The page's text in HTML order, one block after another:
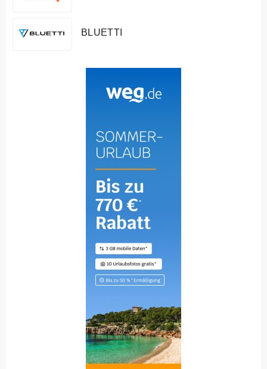
BLUETTI